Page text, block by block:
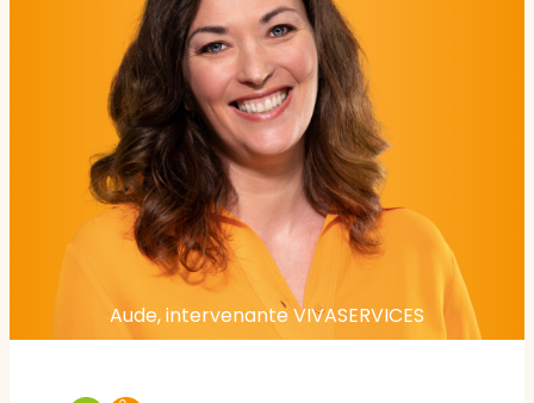
Aude, intervenante VIVASERVICES